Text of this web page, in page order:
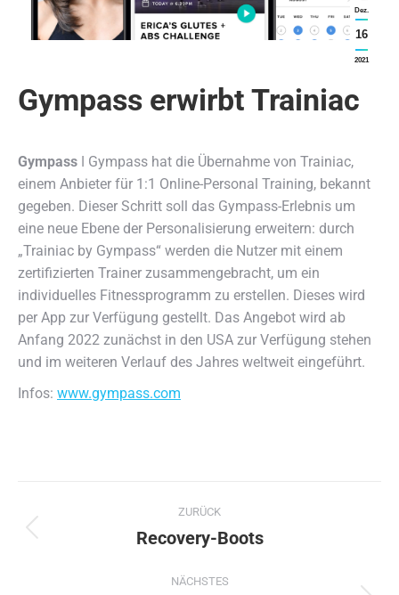
Dez.
16
2021
Gympass erwirbt Trainiac
Gympass ǀ Gympass hat die Übernahme von Trainiac,
einem Anbieter für 1:1 Online-Personal Training, bekannt
gegeben. Dieser Schritt soll das Gympass-Erlebnis um
eine neue Ebene der Personalisierung erweitern: durch
„Trainiac by Gympass“ werden die Nutzer mit einem
zertifizierten Trainer zusammengebracht, um ein
individuelles Fitnessprogramm zu erstellen. Dieses wird
per App zur Verfügung gestellt. Das Angebot wird ab
Anfang 2022 zunächst in den USA zur Verfügung stehen
und im weiteren Verlauf des Jahres weltweit eingeführt.
Infos: www.gympass.com
Kommentarnavigation
ZURÜCK
Vorheriger
Recovery-Boots
NÄCHSTES